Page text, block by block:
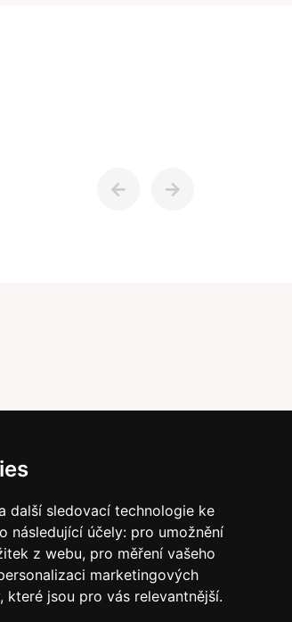
další sledovací technologie ke
následující účely: pro umožnění
z webu, pro měření vašeho
marketingových
jsou pro vás relevantnější.
souhlasíte s našimi podmínkami o
nám udělujete souhlas se